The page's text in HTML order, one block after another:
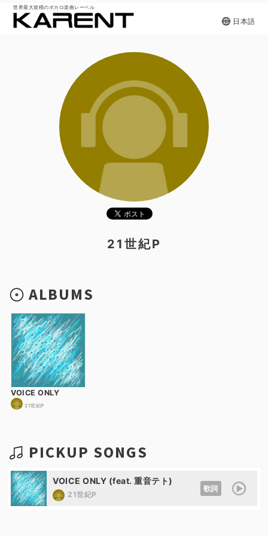
世界最大規模のボカロ楽曲レーベル
日本語
21世紀P
ALBUMS
VOICE ONLY
21世紀P
PICKUP SONGS
VOICE ONLY (feat. 重音テト)
21世紀P
歌詞